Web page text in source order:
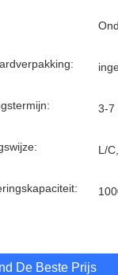
3-7
L/
De Beste Prijs